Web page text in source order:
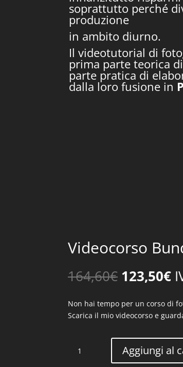
soprattutto perché
produzione
in ambito diurno.
Il videotutorial di
prima parte teorica
parte pratica di
dalla loro fusione in
Videocorso
164,60€ Il
prezzo
originale
era:
164,60€.
123,50€Il
è:
Non hai tempo per un corso di
Scarica il mio videocorso e
Bundle
Aggiungi al